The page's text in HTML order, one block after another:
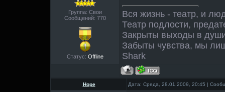
Группа: Свои
Сообщений: 770
Статус: Offline
Вся жизнь - театр, и
Театр подлости,
Закрыты выходы в
Забыты чувства, мы
Shark
Hope Дата: Среда, 28.01.2009, 20:45 |